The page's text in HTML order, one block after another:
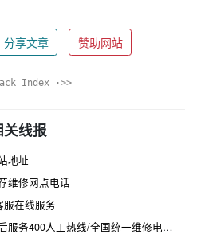
分享文章 赞助网站
Index ·>>
关线报
地址
维修网点电话
服在线服务
400人工热线/全国统一维修电话是多少